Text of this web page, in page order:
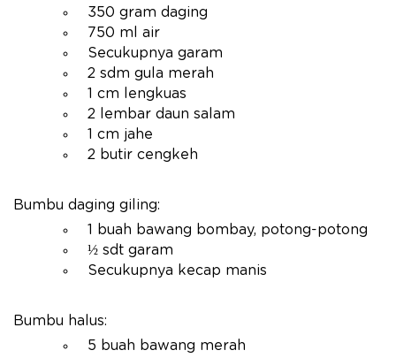
350 gram daging
750 ml air
Secukupnya garam
2 sdm gula merah
1 cm lengkuas
2 lembar daun salam
1 cm jahe
2 butir cengkeh
Bumbu daging giling:
1 buah bawang bombay, potong-potong
½ sdt garam
Secukupnya kecap manis
Bumbu halus:
5 buah bawang merah